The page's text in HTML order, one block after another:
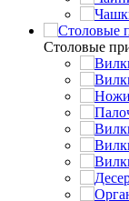
Cтоловые